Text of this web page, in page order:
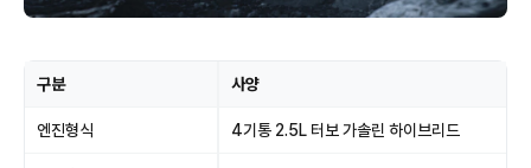
구분 사양
엔진형식 4기통 2.5L 터보 가솔린 하이브리드